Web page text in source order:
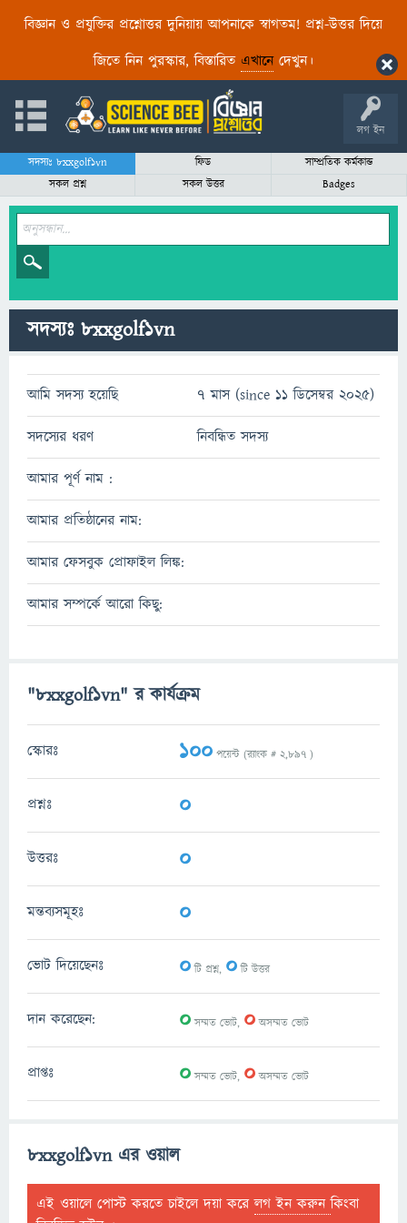
বিজ্ঞান ও প্রযুক্তির প্রশ্নোত্তর দুনিয়ায় আপনাকে স্বাগতম! প্রশ্ন-উত্তর দিয়ে
জিতে নিন পুরস্কার, বিস্তারিত এখানেদেখুন।
লগ ইন
সদস্যঃ 8xxgolf1vn ফিড
সাম্প্রতিক কর্মকান্ড
সকল প্রশ্ন
সকল উত্তর Badges
সদস্যঃ 8xxgolf1vn
আমি সদস্য হয়েছি 7 মাস (since 11 ডিসেম্বর 2025)
সদস্যের ধরণ নিবন্ধিত সদস্য
আমার পূর্ণ নাম :
আমার প্রতিষ্ঠানের নাম:
আমার ফেসবুক প্রোফাইল লিঙ্ক:
আমার সম্পর্কে আরো কিছু:
"8xxgolf1vn" র কার্যক্রম
স্কোরঃ 100 পয়েন্ট (র‌্যাংক # 2,897 )
প্রশ্নঃ 0
উত্তরঃ 0
মন্তব্যসমূহঃ 0
ভোট দিয়েছেনঃ 0টি প্রশ্ন, 0টি উত্তর
দান করেছেন: 0সম্মত ভোট, 0অসম্মত ভোট
প্রাপ্তঃ 0সম্মত ভোট, 0অসম্মত ভোট
8xxgolf1vn এর ওয়াল
এই ওয়ালে পোস্ট করতে চাইলে দয়া করেলগ ইন করুনকিংবা